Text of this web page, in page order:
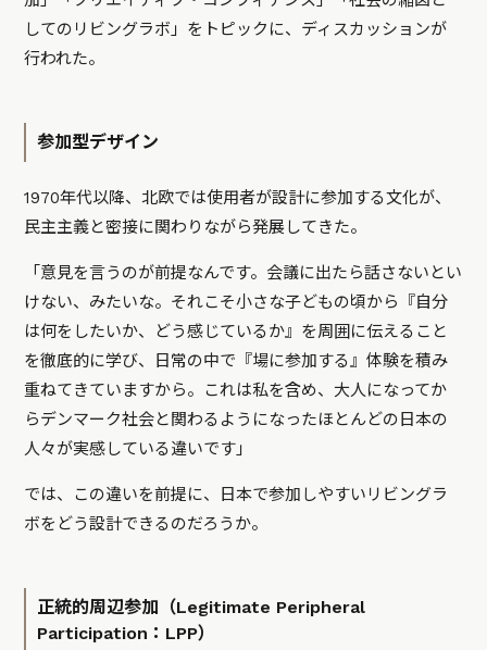
してのリビングラボ」をトピックに、ディスカッションが
行われた。
参加型デザイン
1970年代以降、北欧では使用者が設計に参加する文化が、
民主主義と密接に関わりながら発展してきた。
「意見を言うのが前提なんです。会議に出たら話さないとい
けない、みたいな。それこそ小さな子どもの頃から『自分
は何をしたいか、どう感じているか』を周囲に伝えること
を徹底的に学び、日常の中で『場に参加する』体験を積み
重ねてきていますから。これは私を含め、大人になってか
らデンマーク社会と関わるようになったほとんどの日本の
人々が実感している違いです」
では、この違いを前提に、日本で参加しやすいリビングラ
ボをどう設計できるのだろうか。
正統的周辺参加（Legitimate Peripheral
Participation：LPP）